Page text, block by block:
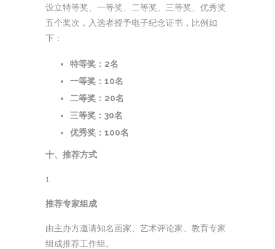
设立特等奖、一等奖、二等奖、三等奖、优秀奖
五个奖次，入选者授予电子纪念证书，比例如
下：
特等奖：2名
一等奖：10名
二等奖：20名
三等奖：30名
优秀奖：100名
十、推荐方式
1
推荐专家组成
由主办方邀请知名画家、艺术评论家、教育专家
组成推荐工作组。